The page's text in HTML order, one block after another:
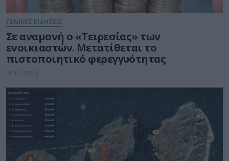
ΓΕΝΙΚΕΣ ΕΙΔΗΣΕΙΣ
Σε αναμονή ο «Τειρεσίας» των
ενοικιαστών. Μετατίθεται το
πιστοποιητικό φερεγγυότητας
30.07.2026